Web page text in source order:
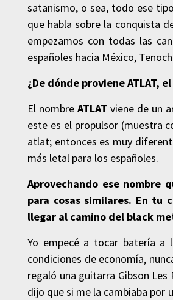
satanismo, o sea, todo ese
que habla sobre la conquista
empezamos con todas las
españoles hacia México,
¿De dónde proviene ATLAT,
El nombre ATLAT viene de un
este es el propulsor (muestra
atlat; entonces es muy
más letal para los españoles.
Aprovechando ese nombre
para cosas similares. En tu
llegar al camino del black
Yo empecé a tocar batería a
condiciones de economía,
regaló una guitarra Gibson
dijo que si me la cambiaba por